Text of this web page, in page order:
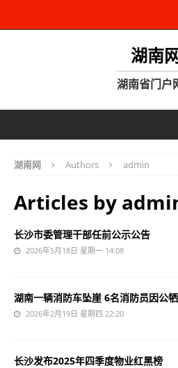
湖南
湖南省门户
湖南网 Authors admin
Articles by
长沙市委管理干部任前公示公告
2026年5月18日 星期一 14:08
湖南一辆消防车坠崖 6名消防员因公
2026年2月19日 星期四 22:20
长沙发布2025年四季度物业红黑榜